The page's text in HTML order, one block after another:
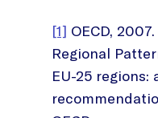
[1] OECD,
Regional
EU-25